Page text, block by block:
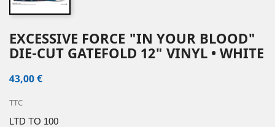
EXCESSIVE FORCE "IN YOUR BLOOD"
DIE-CUT GATEFOLD 12" VINYL • WHITE
43,00 €
TTC
LTD TO 100